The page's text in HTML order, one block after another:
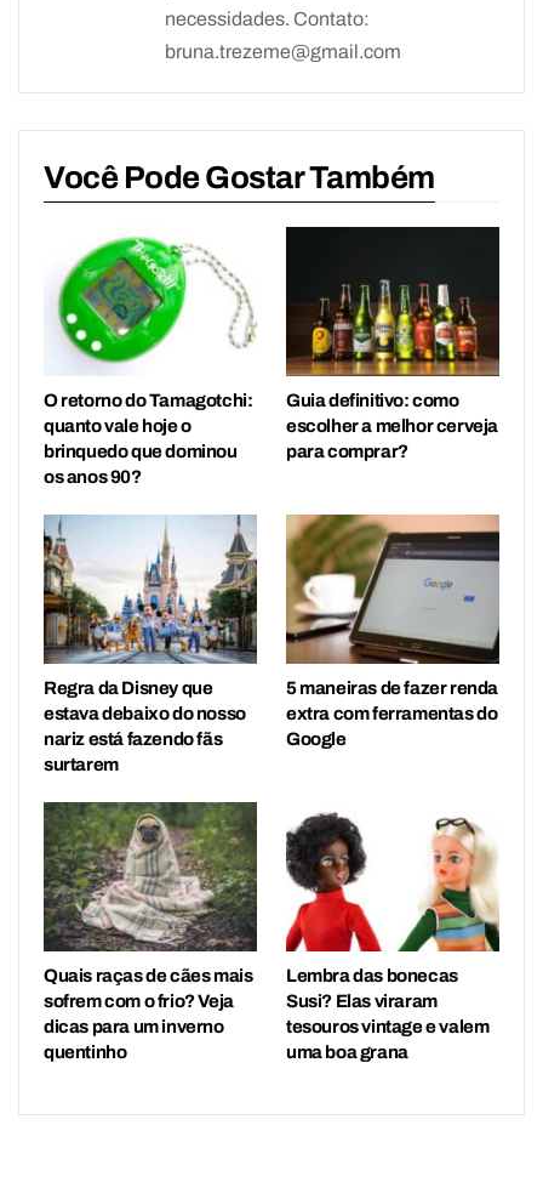
necessidades. Contato:
bruna.trezeme@gmail.com
Você Pode Gostar Também
O retorno do Tamagotchi:
quanto vale hoje o
brinquedo que dominou
os anos 90?
Guia definitivo: como
escolher a melhor cerveja
para comprar?
Regra da Disney que
estava debaixo do nosso
nariz está fazendo fãs
surtarem
5 maneiras de fazer renda
extra com ferramentas do
Google
Quais raças de cães mais
sofrem com o frio? Veja
dicas para um inverno
quentinho
Lembra das bonecas
Susi? Elas viraram
tesouros vintage e valem
uma boa grana